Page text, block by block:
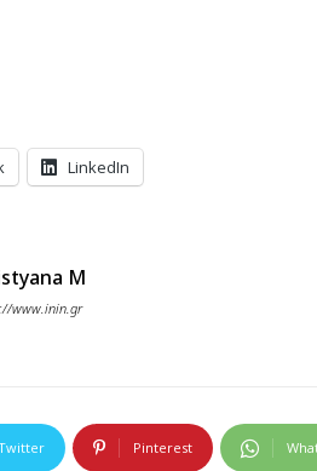
LinkedIn
M
www.inin.gr
Pinterest